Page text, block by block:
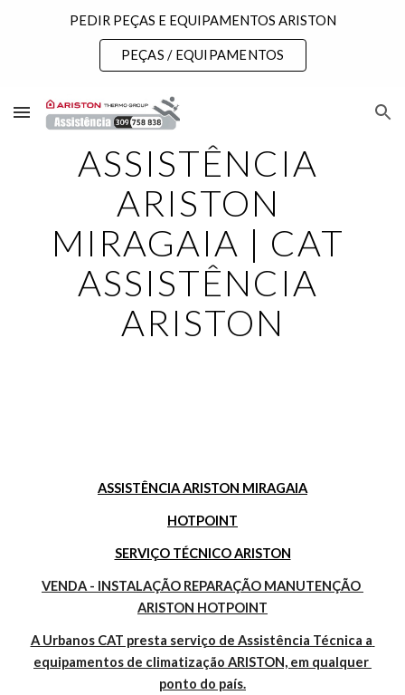
Skip to main content
PEDIR PEÇAS E EQUIPAMENTOS ARISTON
PEÇAS / EQUIPAMENTOS
ASSISTÊNCIA
ARISTON
MIRAGAIA | CAT
ASSISTÊNCIA
ARISTON
ASSISTÊNCIA ARISTON MIRAGAIA
HOTPOINT
SERVIÇO TÉCNICO ARISTON
VENDA - INSTALAÇÃO REPARAÇÃO MANUTENÇÃO
ARISTON HOTPOINT
A Urbanos CAT presta serviço de Assistência Técnica a
equipamentos de climatização ARISTON, em qualquer
ponto do país.